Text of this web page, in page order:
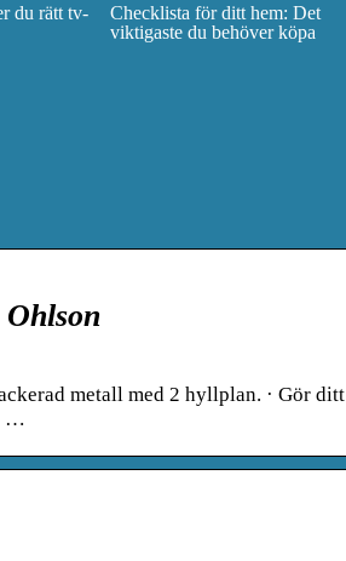
du rätt tv-
Checklista för ditt hem: Det
viktigaste du behöver köpa
metall med 2 hyllplan. · Gör ditt
…